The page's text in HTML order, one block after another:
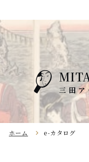
ホーム e-カタログ